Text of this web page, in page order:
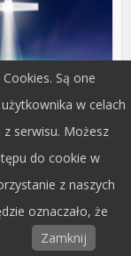
odbędzie
Są one
w celach
serwisu. Możesz
do cookie w
z naszych
oznaczało, że
Zamknij